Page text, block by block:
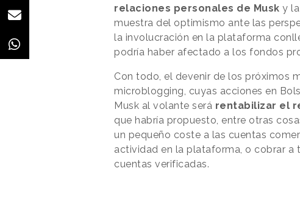
relaciones personales de Musk y
muestra del optimismo ante las
la involucración en la plataforma
podría haber afectado a los fondos
Con todo, el devenir de los próximos
microblogging, cuyas acciones en
Musk al volante será rentabilizar el
que habría propuesto, entre otras
un pequeño coste a las cuentas
actividad en la plataforma, o cobrar a
cuentas verificadas.